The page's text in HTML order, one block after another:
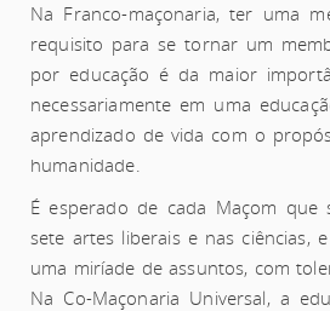
Na Franco-maçonaria, ter uma
requisito para se tornar um
por educação é da maior
necessariamente em uma
aprendizado de vida com o
humanidade.
É esperado de cada Maçom que
sete artes liberais e nas ciências,
uma miríade de assuntos, com
Na Co-Maçonaria Universal, a